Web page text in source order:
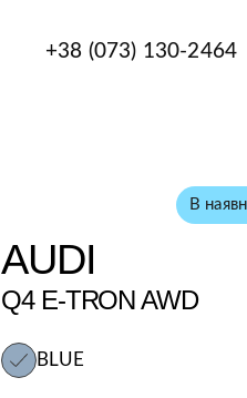
+38 (073) 130-2464
В
AUDI
Q4 E-TRON AWD
BLUE